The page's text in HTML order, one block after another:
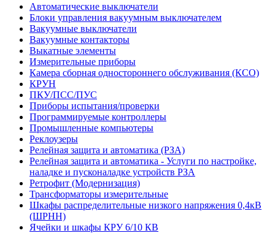
Автоматические выключатели
Блоки управления вакуумным выключателем
Вакуумные выключатели
Вакуумные контакторы
Выкатные элементы
Измерительные приборы
Камера сборная одностороннего обслуживания (КСО)
КРУН
ПКУ/ПСС/ПУС
Приборы испытания/проверки
Программируемые контроллеры
Промышленные компьютеры
Реклоузеры
Релейная защита и автоматика (РЗА)
Релейная защита и автоматика - Услуги по настройке,
наладке и пусконаладке устройств РЗА
Ретрофит (Модернизация)
Трансформаторы измерительные
Шкафы распределительные низкого напряжения 0,4кВ
(ШРНН)
Ячейки и шкафы КРУ 6/10 КВ